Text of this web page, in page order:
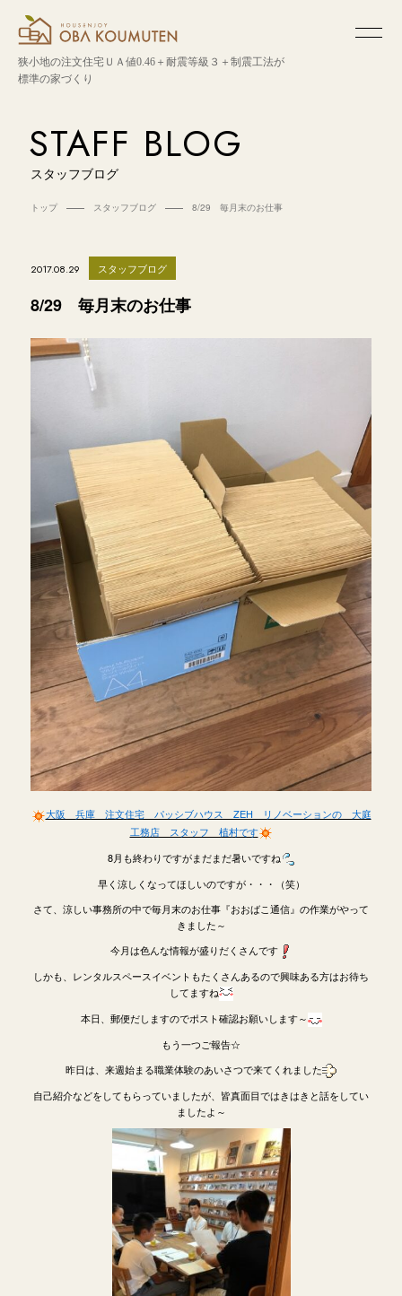
狭小地の注文住宅ＵＡ値0.46＋耐震等級３＋制震工法が
標準の家づくり
STAFF BLOG
スタッフブログ
トップ スタッフブログ 8/29 毎月末のお仕事
2017.08.29 スタッフブログ
8/29 毎月末のお仕事
大阪 兵庫 注文住宅 パッシブハウス ZEH リノベーションの 大庭
工務店 スタッフ 植村です
8月も終わりですがまだまだ暑いですね
早く涼しくなってほしいのですが・・・（笑）
さて、涼しい事務所の中で毎月末のお仕事『おおばこ通信』の作業がやって
きました～
今月は色んな情報が盛りだくさんです
しかも、レンタルスペースイベントもたくさんあるので興味ある方はお待ち
してますね
本日、郵便だしますのでポスト確認お願いします～
もう一つご報告☆
昨日は、来週始まる職業体験のあいさつで来てくれました
自己紹介などをしてもらっていましたが、皆真面目ではきはきと話をしてい
ましたよ～